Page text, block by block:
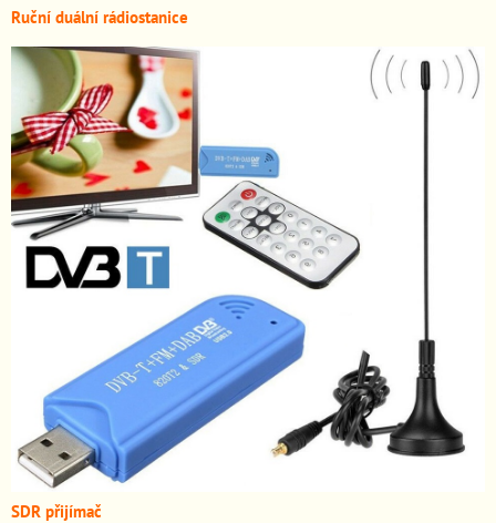
Ruční duální rádiostanice
SDR přijímač